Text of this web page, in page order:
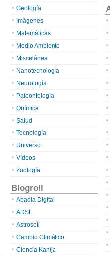
Geología
Imágenes
Matemáticas
Medio Ambiente
Miscelánea
Nanotecnología
Neurología
Paleontología
Química
Salud
Tecnología
Universo
Vídeos
Zoología
Blogroll
Abadía Digital
ADSL
Astroseti
Cambio Climático
Ciencia Kanija